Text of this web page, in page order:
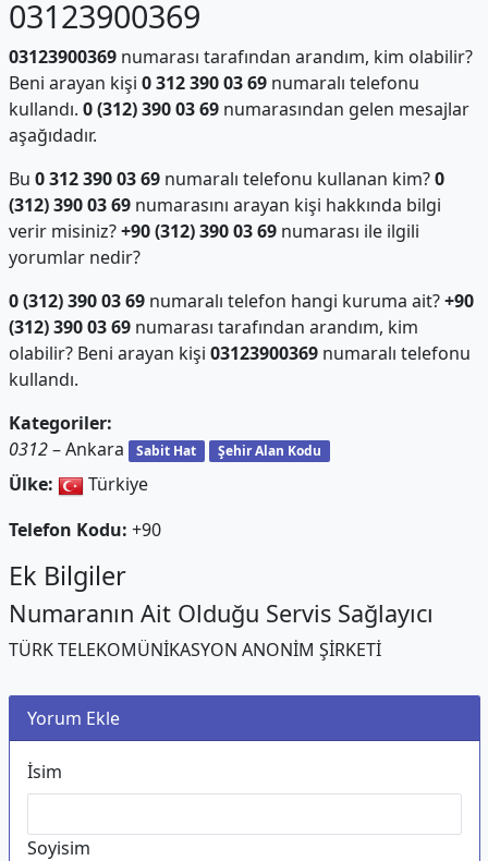
03123900369
03123900369numarası tarafından arandım, kim olabilir?
Beni arayan kişi 0 312 390 03 69numaralı telefonu
kullandı. 0 (312) 390 03 69numarasından gelen mesajlar
aşağıdadır.
Bu 0 312 390 03 69numaralı telefonu kullanan kim?0
(312) 390 03 69numarasını arayan kişi hakkında bilgi
verir misiniz?+90 (312) 390 03 69numarası ile ilgili
yorumlar nedir?
0 (312) 390 03 69numaralı telefon hangi kuruma ait?+90
(312) 390 03 69numarası tarafından arandım, kim
olabilir? Beni arayan kişi 03123900369numaralı telefonu
kullandı.
Kategoriler:
0312– Ankara Sabit Hat Şehir Alan Kodu
Ülke:
Türkiye
Telefon Kodu: +90
Ek Bilgiler
Numaranın Ait Olduğu Servis Sağlayıcı
TÜRK TELEKOMÜNİKASYON ANONİM ŞİRKETİ
Yorum Ekle
İsim
Soyisim